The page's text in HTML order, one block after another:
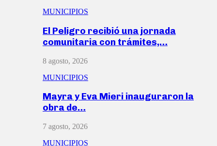
MUNICIPIOS
El Peligro recibió una jornada
comunitaria con trámites,…
8 agosto, 2026
MUNICIPIOS
Mayra y Eva Mieri inauguraron la
obra de…
7 agosto, 2026
MUNICIPIOS